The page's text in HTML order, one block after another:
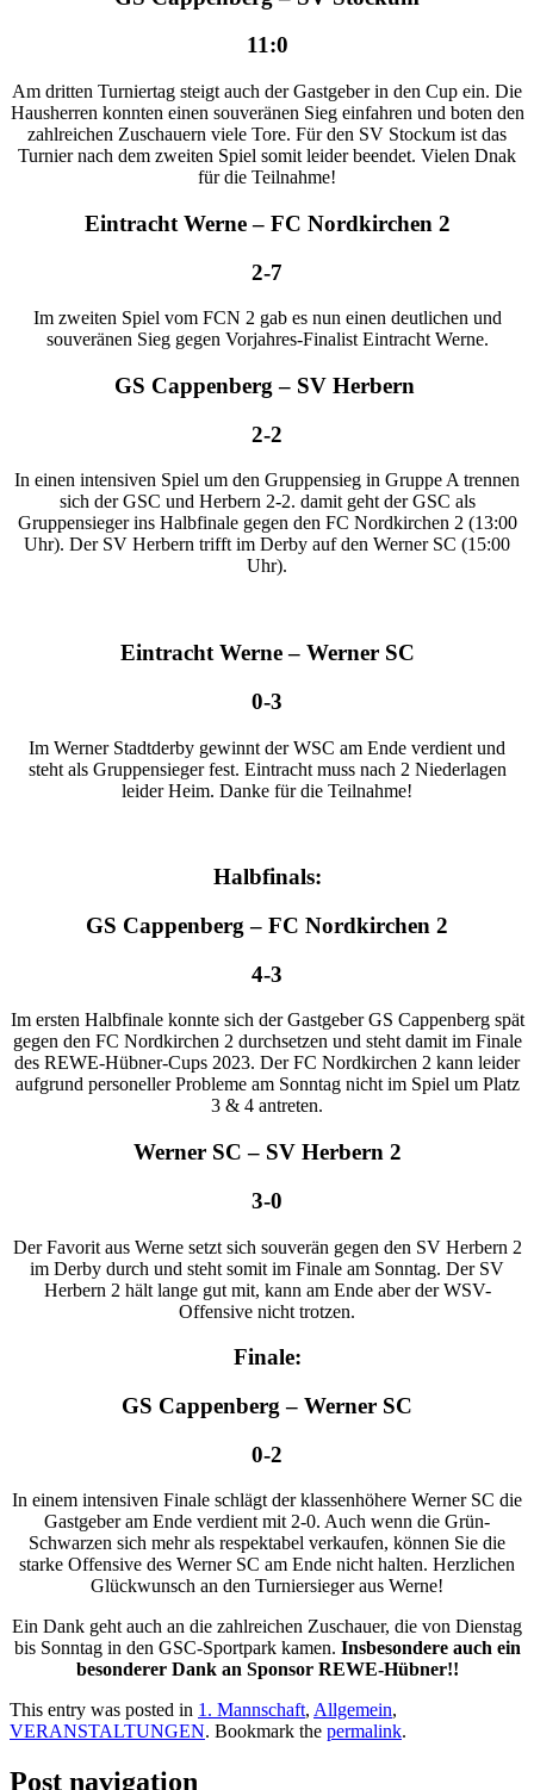
11:0
Am dritten Turniertag steigt auch der Gastgeber in den Cup ein. Die
Hausherren konnten einen souveränen Sieg einfahren und boten den
zahlreichen Zuschauern viele Tore. Für den SV Stockum ist das
Turnier nach dem zweiten Spiel somit leider beendet. Vielen Dnak
für die Teilnahme!
Eintracht Werne – FC Nordkirchen 2
2-7
Im zweiten Spiel vom FCN 2 gab es nun einen deutlichen und
souveränen Sieg gegen Vorjahres-Finalist Eintracht Werne.
GS Cappenberg – SV Herbern
2-2
In einen intensiven Spiel um den Gruppensieg in Gruppe A trennen
sich der GSC und Herbern 2-2. damit geht der GSC als
Gruppensieger ins Halbfinale gegen den FC Nordkirchen 2 (13:00
Uhr). Der SV Herbern trifft im Derby auf den Werner SC (15:00
Uhr).
Eintracht Werne – Werner SC
0-3
Im Werner Stadtderby gewinnt der WSC am Ende verdient und
steht als Gruppensieger fest. Eintracht muss nach 2 Niederlagen
leider Heim. Danke für die Teilnahme!
Halbfinals:
GS Cappenberg – FC Nordkirchen 2
4-3
Im ersten Halbfinale konnte sich der Gastgeber GS Cappenberg spät
gegen den FC Nordkirchen 2 durchsetzen und steht damit im Finale
des REWE-Hübner-Cups 2023. Der FC Nordkirchen 2 kann leider
aufgrund personeller Probleme am Sonntag nicht im Spiel um Platz
3 & 4 antreten.
Werner SC – SV Herbern 2
3-0
Der Favorit aus Werne setzt sich souverän gegen den SV Herbern 2
im Derby durch und steht somit im Finale am Sonntag. Der SV
Herbern 2 hält lange gut mit, kann am Ende aber der WSV-
Offensive nicht trotzen.
Finale:
GS Cappenberg – Werner SC
0-2
In einem intensiven Finale schlägt der klassenhöhere Werner SC die
Gastgeber am Ende verdient mit 2-0. Auch wenn die Grün-
Schwarzen sich mehr als respektabel verkaufen, können Sie die
starke Offensive des Werner SC am Ende nicht halten. Herzlichen
Glückwunsch an den Turniersieger aus Werne!
Ein Dank geht auch an die zahlreichen Zuschauer, die von Dienstag
bis Sonntag in den GSC-Sportpark kamen. Insbesondere auch ein
besonderer Dank an Sponsor REWE-Hübner!!
This entry was posted in 1. Mannschaft, Allgemein,
VERANSTALTUNGEN. Bookmark the permalink.
Post navigation